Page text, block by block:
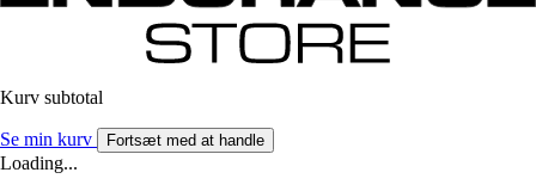
Kurv subtotal
Se min kurv Fortsæt med at handle
Loading...